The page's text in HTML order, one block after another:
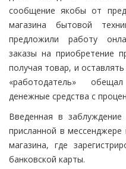
сообщение якобы от
магазина бытовой
предложили работу
заказы на приобретение
получая товар, и
«работодатель»
денежные средства с
Введенная в
присланной в
магазина, где
банковской карты.